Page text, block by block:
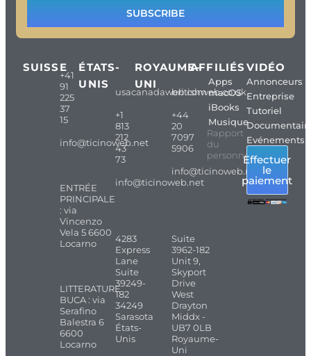
SUBSCRIBE
SUISSE
+41
91
225
37
15
info@ticinoweb.net
ENTRÉE
PRINCIPALE
: via
Vincenzo
Vela 5 6600
Locarno
LITTERATURE
BUCA : via
Serafino
Balestra 6
6600
Locarno
ÉTATS-
UNIS
usacanadaweb.com
+1
813
212
43
73
info@ticinoweb.net
4283
Express
Lane
Suite
39249-
182
34249
Sarasota
États-
Unis
ROYAUME-
UNI
britishweb.co.uk
+44
20
7097
5906
info@ticinoweb.net
Suite
3962-182
Unit 9,
Skyport
Drive
West
Drayton
Middx -
UB7 0LB
Royaume-
Uni
AFFILIÉS
Apps
macOS
iBooks
Musique
Rapport
du
personnel
VIDÉO
Annonceurs
Entreprise
Tutoriel
Evénements
Effectuer
le
paiement